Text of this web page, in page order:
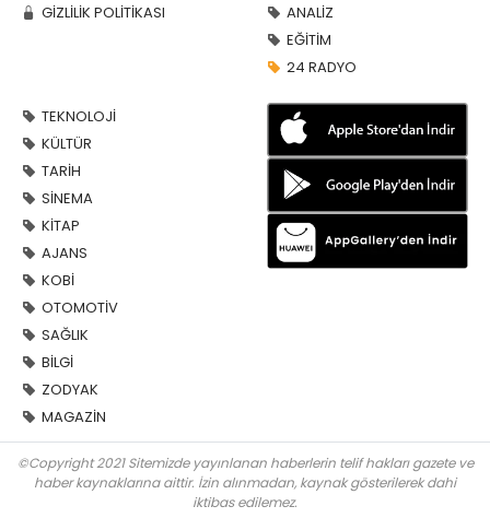
GİZLİLİK POLİTİKASI
ANALİZ
EĞİTİM
24 RADYO
TEKNOLOJİ
KÜLTÜR
TARİH
SİNEMA
KİTAP
AJANS
KOBİ
OTOMOTİV
SAĞLIK
BİLGİ
ZODYAK
MAGAZİN
©Copyright 2021 Sitemizde yayınlanan haberlerin telif hakları gazete ve
haber kaynaklarına aittir. İzin alınmadan, kaynak gösterilerek dahi
iktibas edilemez.